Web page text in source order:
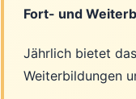
Fort- und
Jährlich bietet
Weiterbildungen